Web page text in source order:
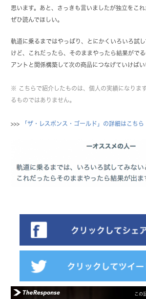
思います。あと、さっきも言いましたが独立をこ
ぜひ読んでほしい。
軌道に乗るまではやっぱり、とにかくいろいろ試
けど、これだったら、そのままやったら結果がで
アントと関係構築して次の商品につなげていけばい
※ こちらで紹介したものは、個人の実績になりま
るものではありません。
>>> 「ザ・レスポンス・ゴールド」の詳細はこちら
この